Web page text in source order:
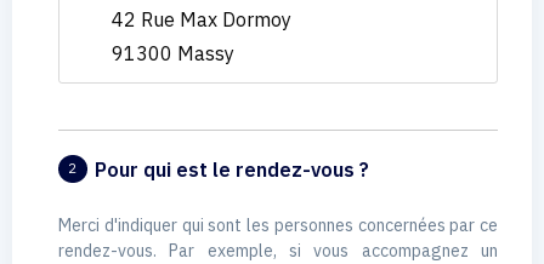
42 Rue Max Dormoy
91300 Massy
2 Pour qui est le rendez-vous ?
Merci d'indiquer qui sont les personnes concernées par ce
rendez-vous. Par exemple, si vous accompagnez un